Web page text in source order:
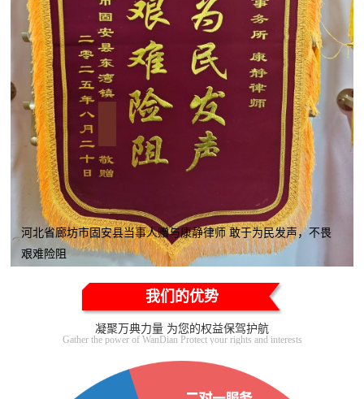
河北省廊坊市固安县当事人赠与康静律师 敢于为民发声，不畏
艰难险阻
我们的优势
凝聚万典力量 为您的权益保驾护航
Gather the power of WanDian Protect your rights and interests